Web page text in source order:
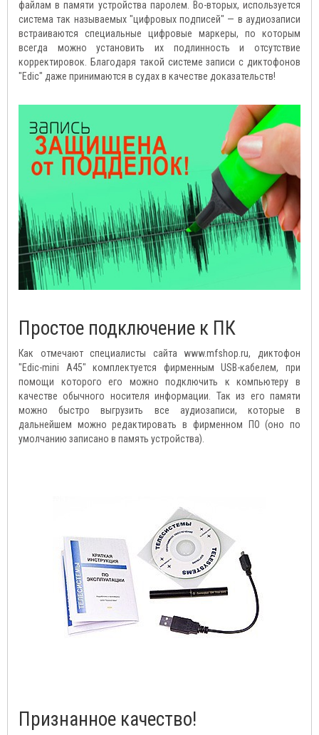
файлам в памяти устройства паролем. Во-вторых, используется
система так называемых "цифровых подписей" — в аудиозаписи
встраиваются специальные цифровые маркеры, по которым
всегда можно установить их подлинность и отсутствие
корректировок. Благодаря такой системе записи с диктофонов
"Edic" даже принимаются в судах в качестве доказательств!
Простое подключение к ПК
Как отмечают специалисты сайта www.mfshop.ru, диктофон
"Edic-mini A45" комплектуется фирменным USB-кабелем, при
помощи которого его можно подключить к компьютеру в
качестве обычного носителя информации. Так из его памяти
можно быстро выгрузить все аудиозаписи, которые в
дальнейшем можно редактировать в фирменном ПО (оно по
умолчанию записано в память устройства).
Признанное качество!